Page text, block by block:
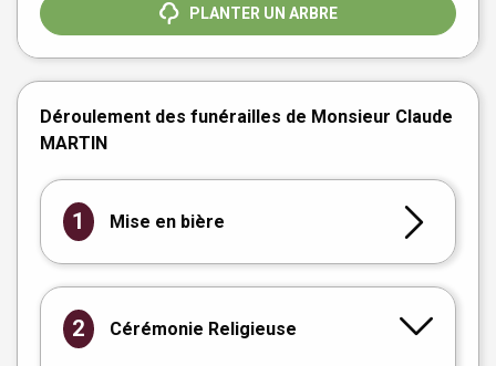
PLANTER UN ARBRE
Déroulement des funérailles de Monsieur Claude
MARTIN
1 Mise en bière
2 Cérémonie Religieuse